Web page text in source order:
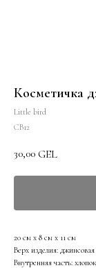
Косметичка
Little bird
CB12
30,00 GEL
20 cм х 8 cм х 11 cм
Верх изделия:
Внутренняя часть: